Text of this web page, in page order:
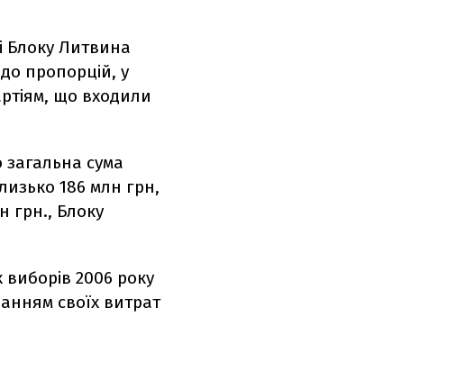
Блоку Литвина
пропорцій, у
що входили
сума
186 млн грн,
грн., Блоку
2006 року
своїх витрат